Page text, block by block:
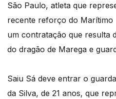
São Paulo, atleta que
recente reforço do Marítimo
um contratação que resulta
do dragão de Marega e
Saiu Sá deve entrar o
da Silva, de 21 anos, que